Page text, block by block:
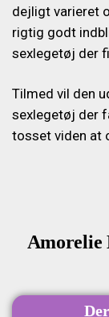
dejligt varieret
rigtig godt
sexlegetøj der
Tilmed vil den
sexlegetøj der
tosset viden at
Amorelie